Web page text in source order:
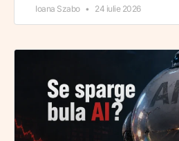
Ioana Szabo 24 iulie 2026